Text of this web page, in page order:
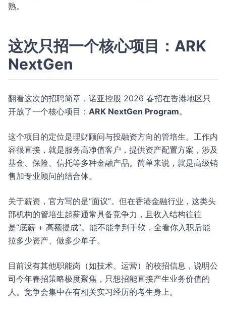
熟。
这次只招一个核心项目：ARK
NextGen
翻看这次的招聘简章，诺亚控股 2026 春招在香港地区只
开放了一个核心项目： ARK NextGen Program。
这个项目的定位是理财顾问与投融资方向的管培生。工作内
容很直接，就是服务高净值客户，提供资产配置方案，涉及
基金、保险、信托等多种金融产品。简单来说，就是高级销
售加专业顾问的结合体。
关于薪资，官方写的是“面议”。但在香港金融行业，这类头
部机构的管培生起薪通常具备竞争力，且收入结构往往
是“底薪 + 高额提成”。能不能拿到手软，全看你入职后能
拉多少资产、做多少单子。
目前没有其他职能岗（如技术、运营）的校招信息，说明公
司今年春招策略极度聚焦，只想招能直接产生业务价值的
人。竞争会集中在有相关实习经历的考生身上。